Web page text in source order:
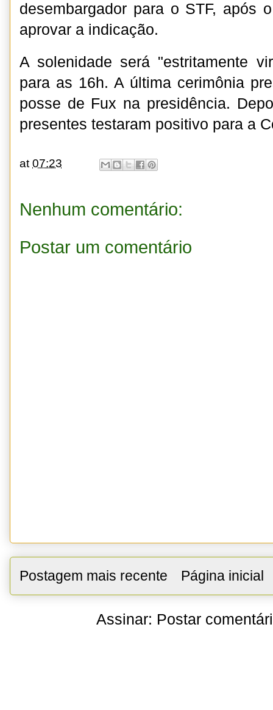
desembargador para o STF, após
aprovar a indicação.
A solenidade será "estritamente
para as 16h. A última cerimônia
posse de Fux na presidência.
presentes testaram positivo para a
at07:23
Nenhum comentário:
Postar um comentário
Postagem mais recente Página inicial
Assinar: Postar